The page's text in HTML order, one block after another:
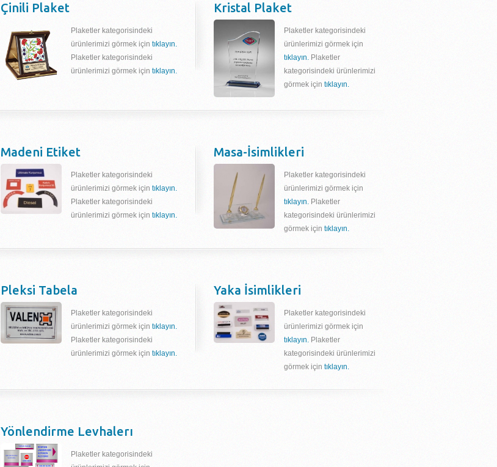
Çinili Plaket
Plaketler kategorisindeki
ürünlerimizi görmek için tıklayın.
Plaketler kategorisindeki
ürünlerimizi görmek için tıklayın.
Kristal Plaket
Plaketler kategorisindeki
ürünlerimizi görmek için
tıklayın. Plaketler
kategorisindeki ürünlerimizi
görmek için tıklayın.
Madeni Etiket
Plaketler kategorisindeki
ürünlerimizi görmek için tıklayın.
Plaketler kategorisindeki
ürünlerimizi görmek için tıklayın.
Masa-İsimlikleri
Plaketler kategorisindeki
ürünlerimizi görmek için
tıklayın. Plaketler
kategorisindeki ürünlerimizi
görmek için tıklayın.
Pleksi Tabela
Plaketler kategorisindeki
ürünlerimizi görmek için tıklayın.
Plaketler kategorisindeki
ürünlerimizi görmek için tıklayın.
Yaka İsimlikleri
Plaketler kategorisindeki
ürünlerimizi görmek için
tıklayın. Plaketler
kategorisindeki ürünlerimizi
görmek için tıklayın.
Yönlendirme Levhalerı
Plaketler kategorisindeki